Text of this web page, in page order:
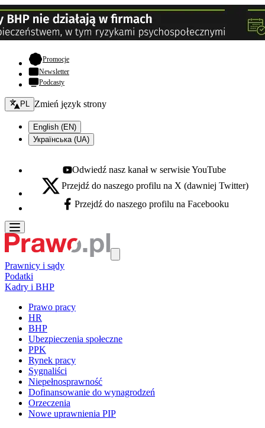
Promocje- otwiera się w nowej karcie
Newsletter
Podcasty
Zmień język - bieżący:
PL Zmień język strony
English (EN)
Українська (UA)
Youtube - otwiera się w nowej karcie
Odwiedź nasz kanał w serwisie YouTube
X - otwiera się w nowej karcie
Przejdź do naszego profilu na X (dawniej Twitter)
Facebook - otwiera się w nowej karcie
Przejdź do naszego profilu na Facebooku
Prawnicy i sądy
Podatki
Kadry i BHP
Prawo pracy
HR
BHP
Ubezpieczenia społeczne
PPK
Rynek pracy
Sygnaliści
Niepełnosprawność
Dofinansowanie do wynagrodzeń
Orzeczenia
Nowe uprawnienia PIP